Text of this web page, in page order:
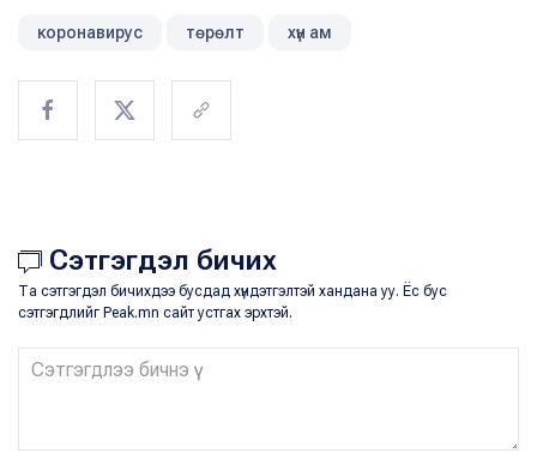
коронавирус төрөлт хүн ам
Сэтгэгдэл бичих
Та сэтгэгдэл бичихдээ бусдад хүндэтгэлтэй хандана уу. Ёс бус
сэтгэгдлийг Peak.mn сайт устгах эрхтэй.